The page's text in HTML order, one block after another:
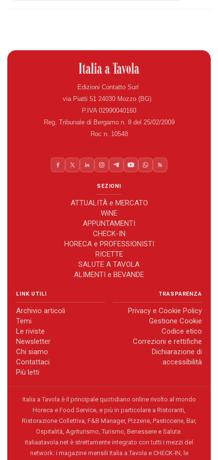
Edizioni Contatto Surl
via Piatti 51 24030 Mozzo (BG)
P.IVA 02990040160
Reg. Tribunale di Bergamo n. 8 del 25/02/2009
Roc n. 10548
SEZIONI
ATTUALITÀ e MERCATO
WiNE
APPUNTAMENTI
CHECK-IN
HORECA e PROFESSIONISTI
RICETTE
SALUTE A TAVOLA
ALIMENTI e BEVANDE
LINK UTILI
Archivio articoli
Temi
Le riviste
Newsletter
Chi siamo
Contattaci
Più letti
TRASPARENZA
Privacy e Cookie Policy
Gestione Cookie
Codice etico
Correzioni e rettifiche
Dichiarazione di
accessibilità
Italia a Tavola è il principale quotidiano online rivolto al mondo
Horeca e Food Service, e più in particolare a Ristoranti,
Ristorazione Collettiva, F&B Manager, Pizzerie, Pasticcerie, Bar,
Ospitalità, Agriturismo, Turismo, Benessere e Salute.
italiaatavola.net è strettamente integrato con tutti i mezzi del
network: i magazine mensili Italia a Tavola e CHECK-IN, le